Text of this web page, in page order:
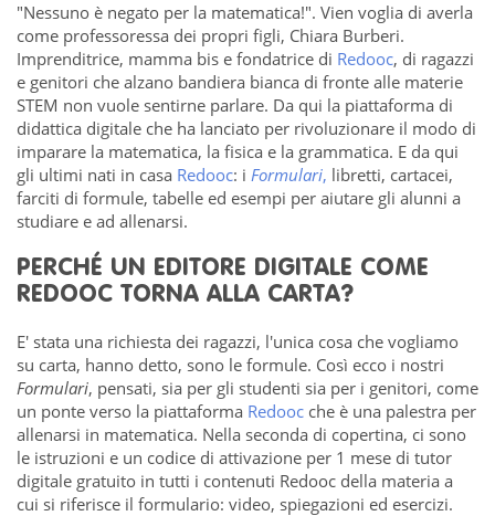
"Nessuno è negato per la matematica!". Vien voglia di averla
come professoressa dei propri figli, Chiara Burberi.
Imprenditrice, mamma bis e fondatrice di Redooc, di ragazzi
e genitori che alzano bandiera bianca di fronte alle materie
STEM non vuole sentirne parlare. Da qui la piattaforma di
didattica digitale che ha lanciato per rivoluzionare il modo di
imparare la matematica, la fisica e la grammatica. E da qui
gli ultimi nati in casa Redooc: i Formulari, libretti, cartacei,
farciti di formule, tabelle ed esempi per aiutare gli alunni a
studiare e ad allenarsi.
PERCHÉ UN EDITORE DIGITALE COME
REDOOC TORNA ALLA CARTA?
E' stata una richiesta dei ragazzi, l'unica cosa che vogliamo
su carta, hanno detto, sono le formule. Così ecco i nostri
Formulari, pensati, sia per gli studenti sia per i genitori, come
un ponte verso la piattaforma Redooc che è una palestra per
allenarsi in matematica. Nella seconda di copertina, ci sono
le istruzioni e un codice di attivazione per 1 mese di tutor
digitale gratuito in tutti i contenuti Redooc della materia a
cui si riferisce il formulario: video, spiegazioni ed esercizi.